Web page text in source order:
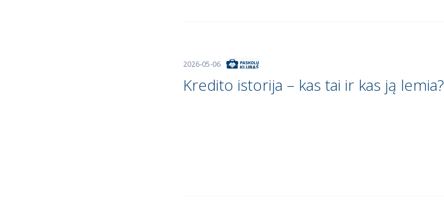
2026-05-06
Kredito istorija – kas tai ir kas ją lemia?